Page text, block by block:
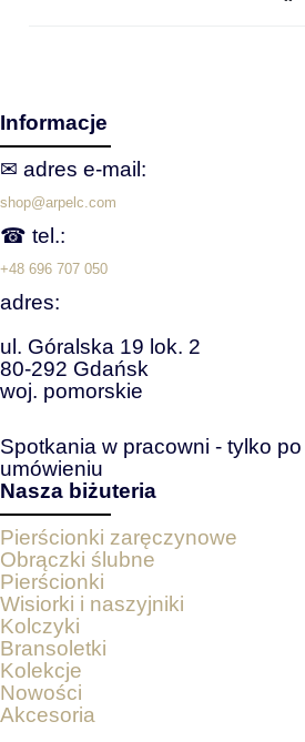
Informacje
✉ adres e‑mail:
shop@arpelc.com
☎ tel.:
+48 696 707 050
adres:
ul. Góralska 19 lok. 2
80-292 Gdańsk
woj. pomorskie
Spotkania w pracowni - tylko
umówieniu
Nasza biżuteria
Pierścionki zaręczynowe
Obrączki ślubne
Pierścionki
Wisiorki i naszyjniki
Kolczyki
Bransoletki
Kolekcje
Nowości
Akcesoria